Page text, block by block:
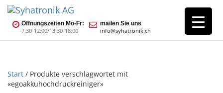
Öffnungszeiten Mo-Fr:
7:30-12:00/13:30-18:00
mailen Sie uns
info@syhatronik.ch
Start / Produkte verschlagwortet mit
«egoakkuhochdruckreiniger»